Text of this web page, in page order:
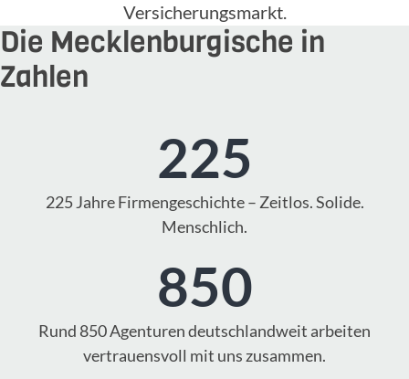
Versicherungsmarkt.
Die Mecklenburgische in
Zahlen
225
225 Jahre Firmengeschichte – Zeitlos. Solide.
Menschlich.
850
Rund 850 Agenturen deutschlandweit arbeiten
vertrauensvoll mit uns zusammen.